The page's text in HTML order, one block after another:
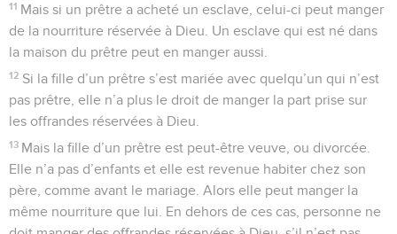
11 Mais si un prêtre a acheté un esclave, celui-ci peut manger
de la nourriture réservée à Dieu. Un esclave qui est né dans
la maison du prêtre peut en manger aussi.
12 Si la fille d’un prêtre s’est mariée avec quelqu’un qui n’est
pas prêtre, elle n’a plus le droit de manger la part prise sur
les offrandes réservées à Dieu.
13 Mais la fille d’un prêtre est peut-être veuve, ou divorcée.
Elle n’a pas d’enfants et elle est revenue habiter chez son
père, comme avant le mariage. Alors elle peut manger la
même nourriture que lui. En dehors de ces cas, personne ne